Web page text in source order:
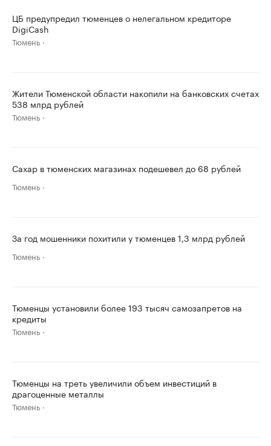
ЦБ предупредил тюменцев о нелегальном кредиторе
DigiCash
Тюмень
Жители Тюменской области накопили на банковских счетах
538 млрд рублей
Тюмень
Сахар в тюменских магазинах подешевел до 68 рублей
Тюмень
За год мошенники похитили у тюменцев 1,3 млрд рублей
Тюмень
Тюменцы установили более 193 тысяч самозапретов на
кредиты
Тюмень
Тюменцы на треть увеличили объем инвестиций в
драгоценные металлы
Тюмень